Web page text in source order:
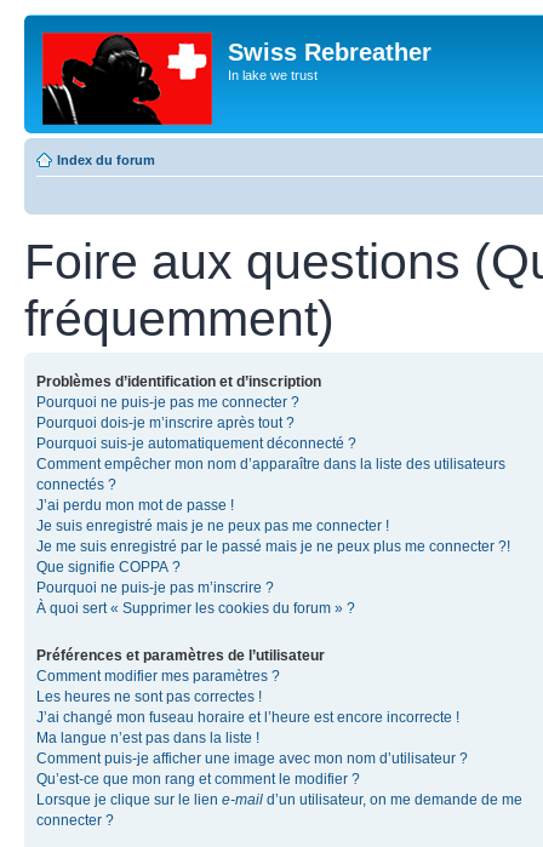
Swiss Rebreather
In lake we trust
Index du forum
Foire aux questions
fréquemment)
Problèmes d’identification et d’inscription
Pourquoi ne puis-je pas me connecter ?
Pourquoi dois-je m’inscrire après tout ?
Pourquoi suis-je automatiquement déconnecté ?
Comment empêcher mon nom d’apparaître dans la liste des utilisateurs
connectés ?
J’ai perdu mon mot de passe !
Je suis enregistré mais je ne peux pas me connecter !
Je me suis enregistré par le passé mais je ne peux plus me connecter ?!
Que signifie COPPA ?
Pourquoi ne puis-je pas m’inscrire ?
À quoi sert « Supprimer les cookies du forum » ?
Préférences et paramètres de l’utilisateur
Comment modifier mes paramètres ?
Les heures ne sont pas correctes !
J’ai changé mon fuseau horaire et l’heure est encore incorrecte !
Ma langue n’est pas dans la liste !
Comment puis-je afficher une image avec mon nom d’utilisateur ?
Qu’est-ce que mon rang et comment le modifier ?
Lorsque je clique sur le lien e-mail d’un utilisateur, on me demande de me
connecter ?